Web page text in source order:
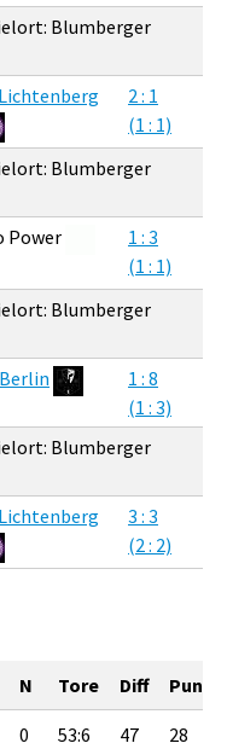
Blumberger
2 : 1
(1 : 1)
Blumberger
Power
1 : 3
(1 : 1)
Blumberger
1 : 8
(1 : 3)
Blumberger
3 : 3
(2 : 2)
N Tore Diff
0 53:6 47
28